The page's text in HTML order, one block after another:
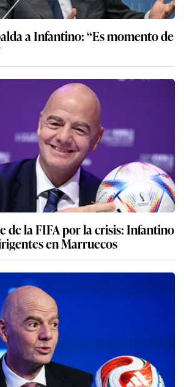
a Infantino: “Es momento de
de la FIFA por la crisis: Infantino
en Marruecos